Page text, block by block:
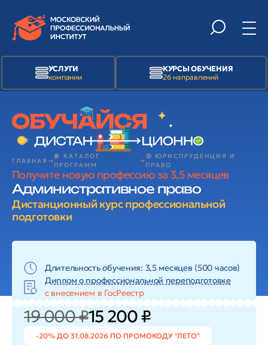
УСЛУГИ
компании
КУРСЫ ОБУЧЕНИЯ
26 направлений
ГЛАВНАЯ
📙 КАТАЛОГ
ПРОГРАММ
🟢 ЮРИСПРУДЕНЦИЯ И
ПРАВО
Получите новую профессию за 3,5 месяцев
Административное право
Дистанционный курс профессиональной
подготовки
Длительность обучения: 3,5 месяцев (500 часов)
Диплом о профессиональной переподготовке
с внесением в ГосРеестр
19 000 ₽15 200 ₽
-20% ДО 31.08.2026 ПО ПРОМОКОДУ "ЛЕТО"